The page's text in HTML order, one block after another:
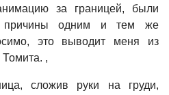
за границей, были
причины одним и тем же
это выводит меня из
Томита. ,
сложив руки на груди,